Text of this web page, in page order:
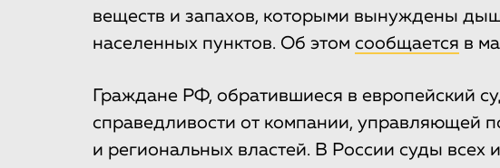
веществ и запахов, которыми вынуждены
населенных пунктов. Об этом сообщается в
Граждане РФ, обратившиеся в европейский
справедливости от компании, управляющей
и региональных властей. В России суды всех